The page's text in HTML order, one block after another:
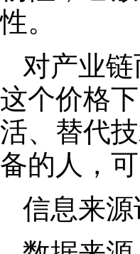
性。
对产业
这个价格
活、替代
备的人，
信息来源